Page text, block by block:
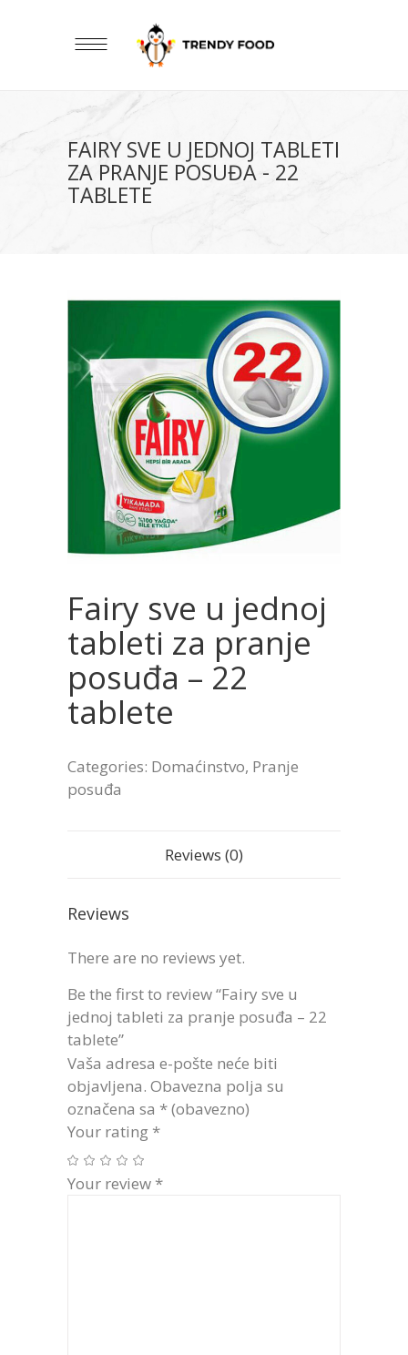
FAIRY SVE U JEDNOJ TABLETI
ZA PRANJE POSUĐA - 22
TABLETE
Fairy sve u jednoj
tableti za pranje
posuđa – 22
tablete
Categories: Domaćinstvo, Pranje
posuđa
Reviews (0)
Reviews
There are no reviews yet.
Be the first to review “Fairy sve u
jednoj tableti za pranje posuđa – 22
tablete”
Vaša adresa e-pošte neće biti
objavljena. Obavezna polja su
označena sa * (obavezno)
Your rating *
Your review *